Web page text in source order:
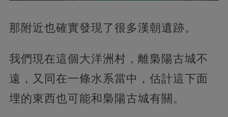
那附近也確實發現了很多漢朝遺跡。
我們現在這個大洋洲村，離梟陽古城不
遠，又同在一條水系當中，估計這下面
埋的東西也可能和梟陽古城有關。